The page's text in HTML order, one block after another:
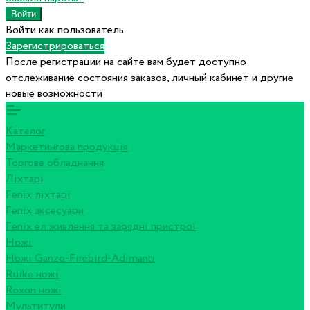
Войти как пользователь
Зарегистрироваться
После регистрации на сайте вам будет доступно
отслеживание состояния заказов, личный кабинет и другие
новые возможности
Каталог
Маркетингова продукція
Торгове обладнання
Ліхтарі
Fenix ліхтарі
Fenix аксесуари
Fenix ел живлення та зарядні пристрої
Ножі
Ножі Ganzo-Firebird-Adimanti
Ruike ножі
Roxon ножi
Мультитули